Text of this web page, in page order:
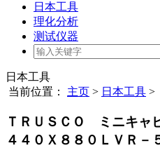
日本工具
理化分析
测试仪器
日本工具
当前位置： 主页 > 日本工具 >
ＴＲＵＳＣＯ ミニキャ
４４０Ｘ８８０ＬＶＲ